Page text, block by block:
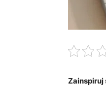
Zainspiruj